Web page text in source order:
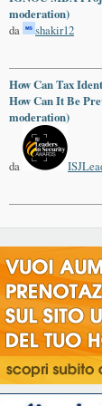
moderation)
da
shakir12
How Can Tax
How Can It Be
moderation)
da